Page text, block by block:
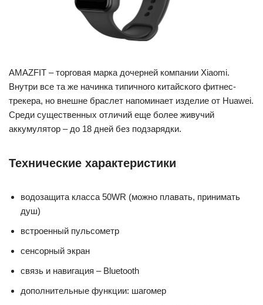
AMAZFIT – торговая марка дочерней компании Xiaomi.
Внутри все та же начинка типичного китайского фитнес-
трекера, но внешне браслет напоминает изделие от Huawei.
Среди существенных отличий еще более живучий
аккумулятор – до 18 дней без подзарядки.
Технические характеристики
водозащита класса 50WR (можно плавать, принимать
душ)
встроенный пульсометр
сенсорный экран
связь и навигация – Bluetooth
дополнительные функции: шагомер